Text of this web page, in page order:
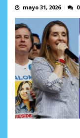
mayo 31, 2026 0